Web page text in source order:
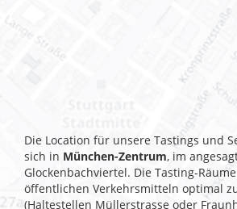
Die Location für unsere Tastings und
sich in München-Zentrum, im
Glockenbachviertel. Die Tasting-
öffentlichen Verkehrsmitteln optimal
(Haltestellen Müllerstrasse oder